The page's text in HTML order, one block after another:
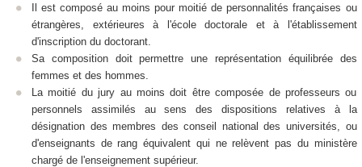
Il est composé au moins pour moitié de personnalités françaises ou
étrangères, extérieures à l'école doctorale et à l'établissement
d'inscription du doctorant.
Sa composition doit permettre une représentation équilibrée des
femmes et des hommes.
La moitié du jury au moins doit être composée de professeurs ou
personnels assimilés au sens des dispositions relatives à la
désignation des membres des conseil national des universités, ou
d'enseignants de rang équivalent qui ne relèvent pas du ministère
chargé de l'enseignement supérieur.